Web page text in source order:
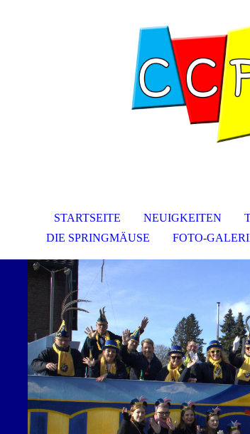
STARTSEITE NEUIGKEITEN
DIE SPRINGMÄUSE
FOTO-